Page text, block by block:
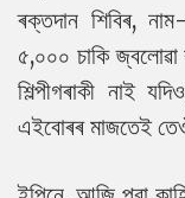
ৰক্তদান শিবিৰ,
৫,০০০ চাকি
শিল্পীগৰাকী নাই
এইবোৰৰ মাজতেই